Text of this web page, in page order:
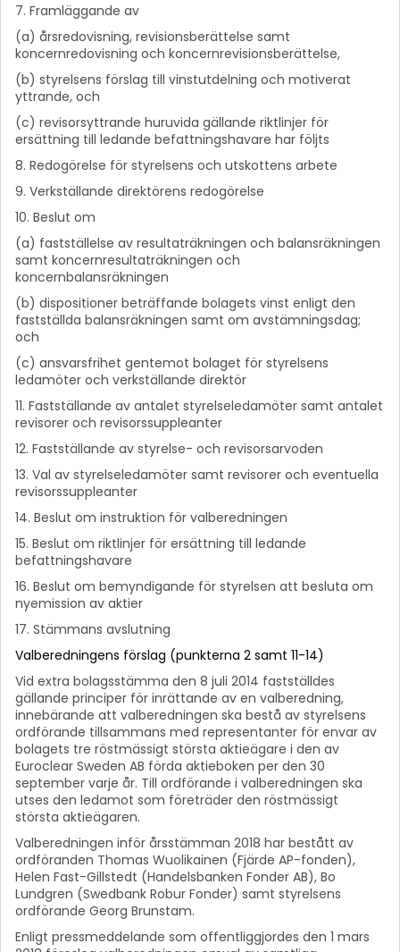
7. Framläggande av
(a) årsredovisning, revisionsberättelse samt
koncernredovisning och koncernrevisionsberättelse,
(b) styrelsens förslag till vinstutdelning och motiverat
yttrande, och
(c) revisorsyttrande huruvida gällande riktlinjer för
ersättning till ledande befattningshavare har följts
8. Redogörelse för styrelsens och utskottens arbete
9. Verkställande direktörens redogörelse
10. Beslut om
(a) fastställelse av resultaträkningen och balansräkningen
samt koncernresultaträkningen och
koncernbalansräkningen
(b) dispositioner beträffande bolagets vinst enligt den
fastställda balansräkningen samt om avstämningsdag;
och
(c) ansvarsfrihet gentemot bolaget för styrelsens
ledamöter och verkställande direktör
11. Fastställande av antalet styrelseledamöter samt antalet
revisorer och revisorssuppleanter
12. Fastställande av styrelse- och revisorsarvoden
13. Val av styrelseledamöter samt revisorer och eventuella
revisorssuppleanter
14. Beslut om instruktion för valberedningen
15. Beslut om riktlinjer för ersättning till ledande
befattningshavare
16. Beslut om bemyndigande för styrelsen att besluta om
nyemission av aktier
17. Stämmans avslutning
Valberedningens förslag (punkterna 2 samt 11-14)
Vid extra bolagsstämma den 8 juli 2014 fastställdes
gällande principer för inrättande av en valberedning,
innebärande att valberedningen ska bestå av styrelsens
ordförande tillsammans med representanter för envar av
bolagets tre röstmässigt största aktieägare i den av
Euroclear Sweden AB förda aktieboken per den 30
september varje år. Till ordförande i valberedningen ska
utses den ledamot som företräder den röstmässigt
största aktieägaren.
Valberedningen inför årsstämman 2018 har bestått av
ordföranden Thomas Wuolikainen (Fjärde AP-fonden),
Helen Fast-Gillstedt (Handelsbanken Fonder AB), Bo
Lundgren (Swedbank Robur Fonder) samt styrelsens
ordförande Georg Brunstam.
Enligt pressmeddelande som offentliggjordes den 1 mars